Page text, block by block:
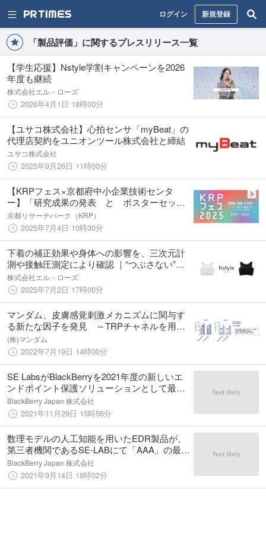
ログイン 新規登録
「製品評価」に関するプレスリリース一覧
【学生応援】Nstyle学割キャンペーンを2026
年度も継続
株式会社エル・ローズ
2026年4月1日 18時00分
【ユサコ株式会社】心拍センサ「myBeat」の
代理店契約をユニオンツール株式会社と締結
ユサコ株式会社
2025年9月26日 11時00分
【KRPフェス×京都府中小企業技術センタ
ー】「研究成果の発表 と ポスターセッシ
ョン in KRPフェス2025」開催
京都リサーチパーク（KRP）
2025年7月4日 10時30分
下着の補正効果や身体への影響を、三次元計
測や接触圧測定により確認 ｜“つぶさない”バ
ストフラットインナー「Nstyle」
株式会社エル・ローズ
2025年7月2日 17時00分
マンダム、皮膚感覚刺激メカニズムに関与す
る新たな因子を発見 ～TRPチャネルを用い
た客観的な感覚刺激評価が、より生体に近い
状態で可能に～
(株)マンダム
2022年7月19日 14時00分
SE LabsがBlackBerryを2021年度の新しいエ
ンドポイント保護ソリューションとして最高
位にランク
BlackBerry Japan 株式会社
2021年11月29日 15時56分
数理モデルの人工知能を用いたEDR製品が、
第三者機関であるSE-LABにて「AAA」の最高
評価を獲得しました。
BlackBerry Japan 株式会社
2021年9月14日 18時02分